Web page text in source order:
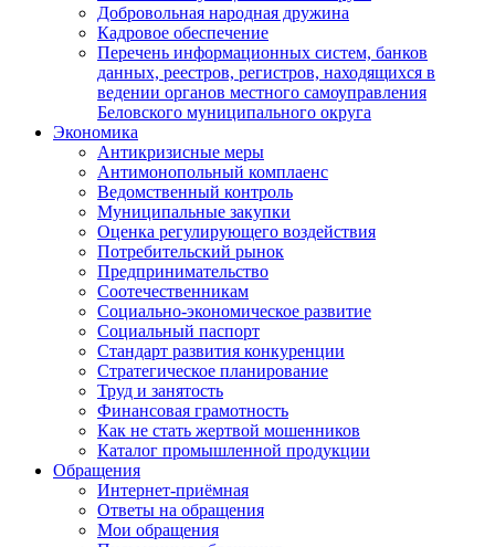
Добровольная народная дружина
Кадровое обеспечение
Перечень информационных систем, банков
данных, реестров, регистров, находящихся в
ведении органов местного самоуправления
Беловского муниципального округа
Экономика
Антикризисные меры
Антимонопольный комплаенс
Ведомственный контроль
Муниципальные закупки
Оценка регулирующего воздействия
Потребительский рынок
Предпринимательство
Соотечественникам
Социально-экономическое развитие
Социальный паспорт
Стандарт развития конкуренции
Стратегическое планирование
Труд и занятость
Финансовая грамотность
Как не стать жертвой мошенников
Каталог промышленной продукции
Обращения
Интернет-приёмная
Ответы на обращения
Мои обращения